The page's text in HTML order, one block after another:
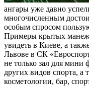
ангары уже давно
многочисленным
особым спросом
Примеры крытых
увидеть в Киеве, а
Львове в СК
не только зал для мини
других видов спорта, а
косметологии, бар,